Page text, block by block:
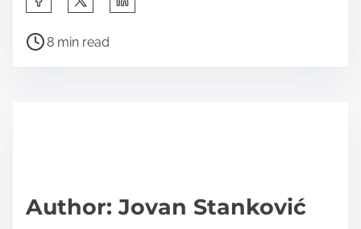
a
p
P
t
8 min read
Author: Jovan Stanković